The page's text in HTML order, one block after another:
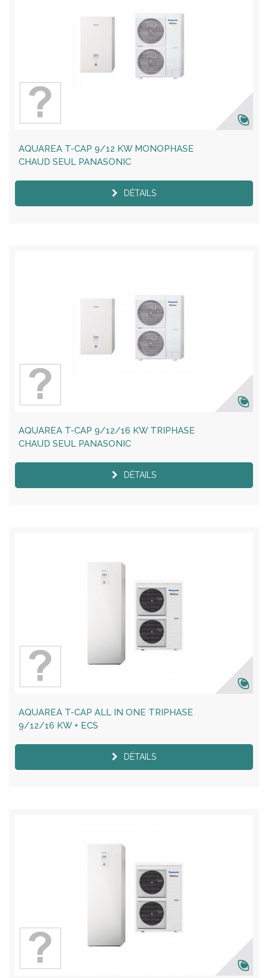
AQUAREA T-CAP 9/12 KW MONOPHASE
CHAUD SEUL PANASONIC
DÉTAILS
AQUAREA T-CAP 9/12/16 KW TRIPHASE
CHAUD SEUL PANASONIC
DÉTAILS
AQUAREA T-CAP ALL IN ONE TRIPHASE
9/12/16 KW + ECS
DÉTAILS